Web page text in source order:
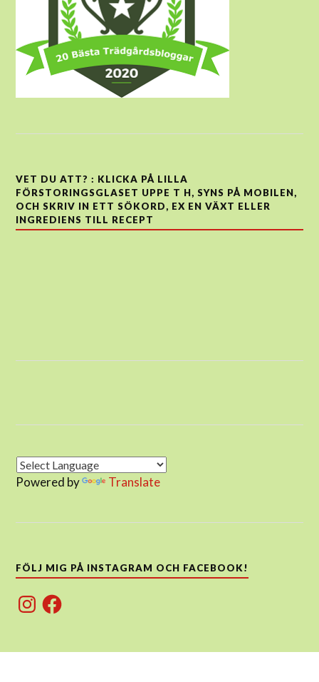
VET DU ATT? : KLICKA PÅ LILLA
FÖRSTORINGSGLASET UPPE T H, SYNS PÅ MOBILEN,
OCH SKRIV IN ETT SÖKORD, EX EN VÄXT ELLER
INGREDIENS TILL RECEPT
Powered by Translate
FÖLJ MIG PÅ INSTAGRAM OCH FACEBOOK!
InstagramFacebook